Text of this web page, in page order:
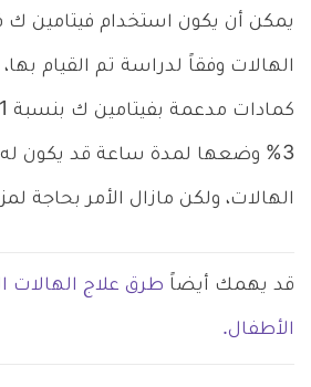
يمكن أن يكون استخدام فيتامين ك
الهالات وفقاً لدراسة تم القيام
3% وضعها لمدة ساعة قد يكون
الهالات، ولكن مازال الأمر بحاجة
قد يهمك أيضاً طرق علاج الهالات
الأطفال.